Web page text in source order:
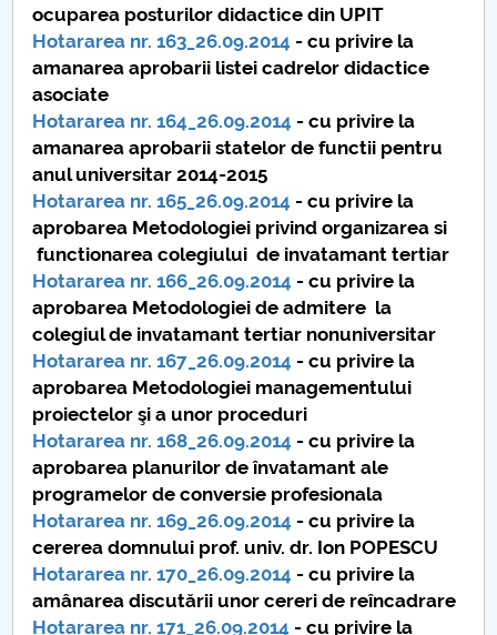
Senat
Facultăți
Studenți
Ghiduri pentru STUDENȚI
Relații Publice
Relații Internaționale
PNRR
Proiect PRIM STUD
Proiect SU-ETIC
Protecția datelor personale
UNIVERSITATE pentru comunitate
IOSUD/CSUD-Doctorate
ocuparea posturilor didactice din UPIT
Hotararea nr. 163_26.09.2014 - cu privire la
amanarea aprobarii listei cadrelor didactice
asociate
Hotararea nr. 164_26.09.2014 - cu privire la
amanarea aprobarii statelor de functii pentru
anul universitar 2014-2015
Hotararea nr. 165_26.09.2014 - cu privire la
aprobarea Metodologiei privind organizarea si
functionarea colegiului de invatamant tertiar
Hotararea nr. 166_26.09.2014 - cu privire la
aprobarea Metodologiei de admitere la
colegiul de invatamant tertiar nonuniversitar
Hotararea nr. 167_26.09.2014 - cu privire la
aprobarea Metodologiei managementului
proiectelor şi a unor proceduri
Hotararea nr. 168_26.09.2014 - cu privire la
aprobarea planurilor de învatamant ale
programelor de conversie profesionala
Hotararea nr. 169_26.09.2014 - cu privire la
cererea domnului prof. univ. dr. Ion POPESCU
Hotararea nr. 170_26.09.2014 - cu privire la
amânarea discutării unor cereri de reîncadrare
Hotararea nr. 171_26.09.2014 - cu privire la